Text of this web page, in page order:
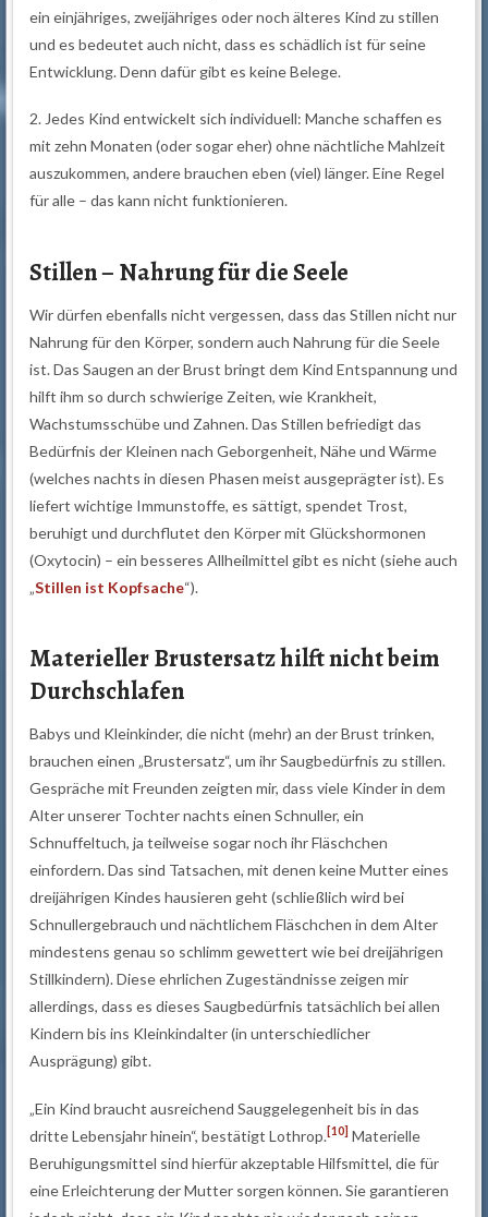
ein einjähriges, zweijähriges oder noch älteres Kind zu stillen
und es bedeutet auch nicht, dass es schädlich ist für seine
Entwicklung. Denn dafür gibt es keine Belege.
2. Jedes Kind entwickelt sich individuell: Manche schaffen es
mit zehn Monaten (oder sogar eher) ohne nächtliche Mahlzeit
auszukommen, andere brauchen eben (viel) länger. Eine Regel
für alle – das kann nicht funktionieren.
Stillen – Nahrung für die Seele
Wir dürfen ebenfalls nicht vergessen, dass das Stillen nicht nur
Nahrung für den Körper, sondern auch Nahrung für die Seele
ist. Das Saugen an der Brust bringt dem Kind Entspannung und
hilft ihm so durch schwierige Zeiten, wie Krankheit,
Wachstumsschübe und Zahnen. Das Stillen befriedigt das
Bedürfnis der Kleinen nach Geborgenheit, Nähe und Wärme
(welches nachts in diesen Phasen meist ausgeprägter ist). Es
liefert wichtige Immunstoffe, es sättigt, spendet Trost,
beruhigt und durchflutet den Körper mit Glückshormonen
(Oxytocin) – ein besseres Allheilmittel gibt es nicht (siehe auch
„Stillen ist Kopfsache“).
Materieller Brustersatz hilft nicht beim
Durchschlafen
Babys und Kleinkinder, die nicht (mehr) an der Brust trinken,
brauchen einen „Brustersatz“, um ihr Saugbedürfnis zu stillen.
Gespräche mit Freunden zeigten mir, dass viele Kinder in dem
Alter unserer Tochter nachts einen Schnuller, ein
Schnuffeltuch, ja teilweise sogar noch ihr Fläschchen
einfordern. Das sind Tatsachen, mit denen keine Mutter eines
dreijährigen Kindes hausieren geht (schließlich wird bei
Schnullergebrauch und nächtlichem Fläschchen in dem Alter
mindestens genau so schlimm gewettert wie bei dreijährigen
Stillkindern). Diese ehrlichen Zugeständnisse zeigen mir
allerdings, dass es dieses Saugbedürfnis tatsächlich bei allen
Kindern bis ins Kleinkindalter (in unterschiedlicher
Ausprägung) gibt.
„Ein Kind braucht ausreichend Sauggelegenheit bis in das
dritte Lebensjahr hinein“, bestätigt Lothrop.[10] Materielle
Beruhigungsmittel sind hierfür akzeptable Hilfsmittel, die für
eine Erleichterung der Mutter sorgen können. Sie garantieren